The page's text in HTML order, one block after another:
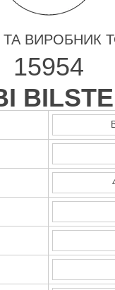
ТА ВИРОБНИК
15954